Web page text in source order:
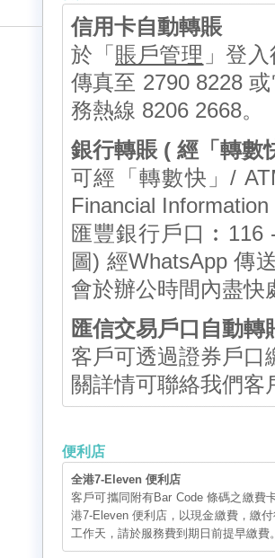
信用卡自動轉賬
於「 賬戶管理 」登
傳真至 2790 8228
務熱線 8206 2668。
銀行轉賬 ( 經「轉數
可經「轉數快」/
Financial
匯豐銀行戶口︰116
圖) 經WhatsApp 傳
會於辦公時間內盡快
匯信交易戶口自動轉
客戶可透過證券戶口
關詳情可聯絡我們客
便利店
全港7-Eleven 便利店
客戶可攜同附有Bar Code 條碼之繳費
港7-Eleven 便利店，以現金繳費，繳
工作天，請於服務費到期日前提早繳費